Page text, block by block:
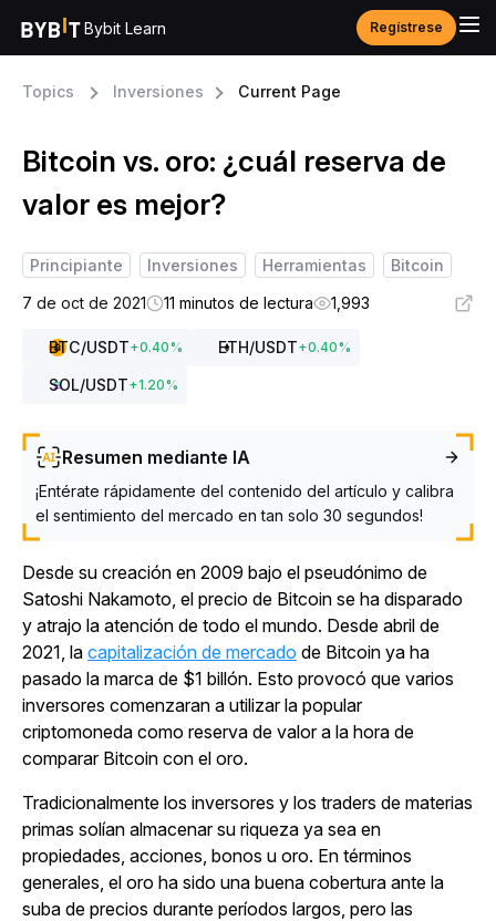
Bybit Learn Regístrese
Topics Inversiones Current Page
Bitcoin vs. oro: ¿cuál reserva de
valor es mejor?
Principiante Inversiones Herramientas
Bitcoin
7 de oct de 2021
11 minutos de lectura 1,993
BTC/USDT+0.40% ETH/USDT+0.40%
SOL/USDT+1.20%
Resumen mediante IA
¡Entérate rápidamente del contenido del artículo y calibra
el sentimiento del mercado en tan solo 30 segundos!
Desde su creación en 2009 bajo el pseudónimo de
Satoshi Nakamoto, el precio de Bitcoin se ha disparado
y atrajo la atención de todo el mundo. Desde abril de
2021, la capitalización de mercado de Bitcoin ya ha
pasado la marca de $1 billón. Esto provocó que varios
inversores comenzaran a utilizar la popular
criptomoneda como reserva de valor a la hora de
comparar Bitcoin con el oro.
Tradicionalmente los inversores y los traders de materias
primas solían almacenar su riqueza ya sea en
propiedades, acciones, bonos u oro. En términos
generales, el oro ha sido una buena cobertura ante la
suba de precios durante períodos largos, pero las